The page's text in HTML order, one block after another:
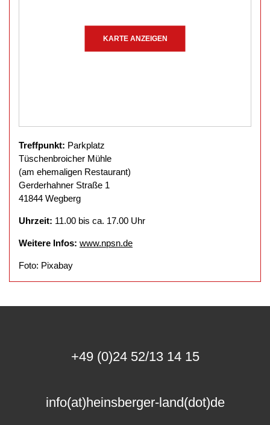
KARTE ANZEIGEN
Treffpunkt: Parkplatz
Tüschenbroicher Mühle
(am ehemaligen Restaurant)
Gerderhahner Straße 1
41844 Wegberg
Uhrzeit: 11.00 bis ca. 17.00 Uhr
Weitere Infos: www.npsn.de
Foto: Pixabay
+49 (0)24 52/13 14 15
info(at)heinsberger-land(dot)de